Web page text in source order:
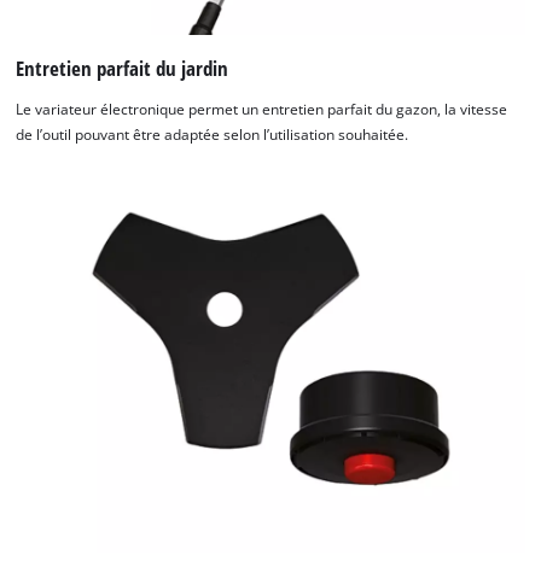
Entretien parfait du jardin
Le variateur électronique permet un entretien parfait du gazon, la vitesse
de l’outil pouvant être adaptée selon l’utilisation souhaitée.